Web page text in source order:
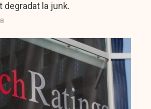
degradat la junk.